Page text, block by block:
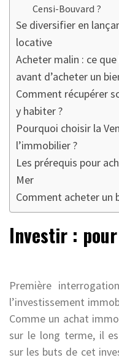
Censi-Bouvard ?
Se diversifier en
locative
Acheter malin : ce
avant d’acheter un
Comment récupérer
y habiter ?
Pourquoi choisir la
l’immobilier ?
Les prérequis pour
Mer
Comment acheter un
Investir :
Première
l’investissement
Comme un achat
sur le long terme, il
sur les buts de cet